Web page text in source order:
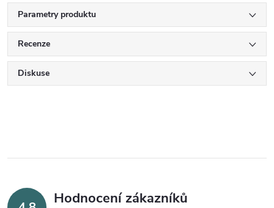
Parametry produktu
Recenze
Diskuse
Hodnocení zákazníků